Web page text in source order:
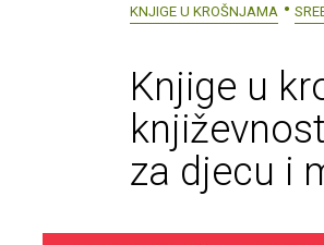
KNJIGE U KROŠNJAMA
Knjige u
za djecu i